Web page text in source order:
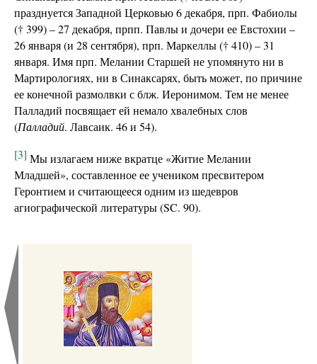
празднуется Западной Церковью 6 декабря, прп. Фабиолы
(† 399) – 27 декабря, прпп. Павлы и дочери ее Евстохии –
26 января (и 28 сентября), прп. Маркеллы († 410) – 31
января. Имя прп. Мелании Старшей не упомянуто ни в
Мартирологиях, ни в Синаксарях, быть может, по причине
ее конечной размолвки с блж. Иеронимом. Тем не менее
Палладий посвящает ей немало хвалебных слов
(Палладий. Лавсаик. 46 и 54).
[3] Мы излагаем ниже вкратце «Житие Мелании
Младшей», составленное ее учеником пресвитером
Геронтием и считающееся одним из шедевров
агиографической литературы (SC. 90).